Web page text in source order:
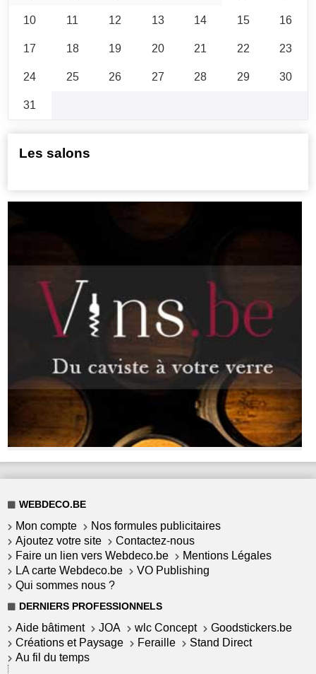
10
11 12 13 14 15
16
17
18 19 20 21 22
23
24
25 26 27 28 29
30
31
Les salons
WEBDECO.BE
Mon compte
Nos formules publicitaires
Ajoutez votre site
Contactez-nous
Faire un lien vers Webdeco.be
Mentions Légales
LA carte Webdeco.be
VO Publishing
Qui sommes nous ?
DERNIERS PROFESSIONNELS
Aide bâtiment JOA wlc Concept
Goodstickers.be
Créations et Paysage
Feraille
Stand Direct
Au fil du temps